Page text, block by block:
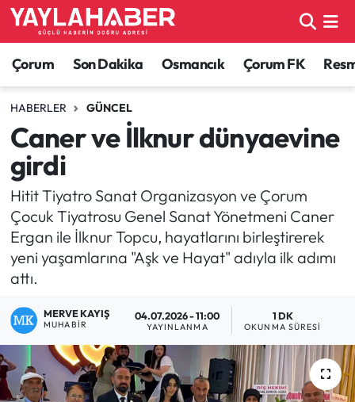
Çorum Son Dakika Osmancık Çorum FK
HABERLER GÜNCEL
Caner ve İlknur dünyaevine
girdi
Hitit Tiyatro Sanat Organizasyon ve Çorum
Çocuk Tiyatrosu Genel Sanat Yönetmeni Caner
Ergan ile İlknur Topcu, hayatlarını birleştirerek
yeni yaşamlarına "Aşk ve Hayat" adıyla ilk adımı
attı.
MERVE KAYIŞ
MUHABIR
04.07.2026 - 11:00
YAYINLANMA
1 DK
OKUNMA SÜRESI
Alaca Haberleri
Bayat Haberleri
Bilgi - Keşfet Haberleri
Bilim ve Teknoloji
Boğazkale Haberleri
Çorum Haberleri
Dodurga Haberleri
Eğitim
Çorum Nöbetçi Eczaneler
Çorum Hava Durumu
Çorum Namaz Vakitleri
Çorum Trafik Yoğunluk Haritası
TFF 1.Lig Puan Durumu ve Fikstür
Tüm Manşetler
Haber Arşivi